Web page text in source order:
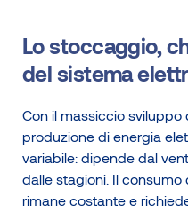
Lo stoccaggio,
del sistema
Con il massiccio sviluppo
produzione di energia
variabile: dipende dal
dalle stagioni. Il consumo
rimane costante e